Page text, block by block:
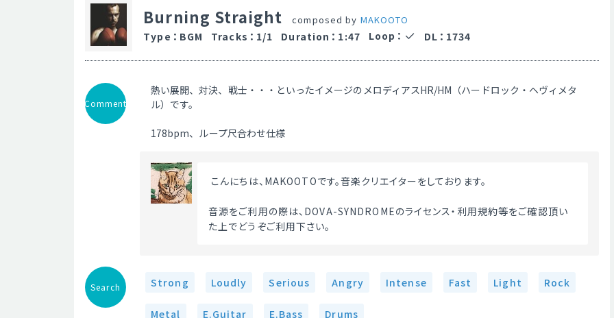
Burning Straight composed by MAKOOTO
Type ： BGM Tracks ： 1/1 Duration ： 1:47 Loop ： DL ： 1734
Comment
熱い展開、対決、戦士・・・といったイメージのメロディアスHR/HM（ハードロック・ヘヴィメタ
ル）です。
178bpm、ループ尺合わせ仕様
こんにちは、MAKOOTOです。音楽クリエイターをしております。
音源をご利用の際は、DOVA-SYNDROMEのライセンス・利用規約等をご確認頂い
た上でどうぞご利用下さい。
Search Strong Loudly Serious Angry Intense Fast Light Rock
Metal E.Guitar E.Bass Drums